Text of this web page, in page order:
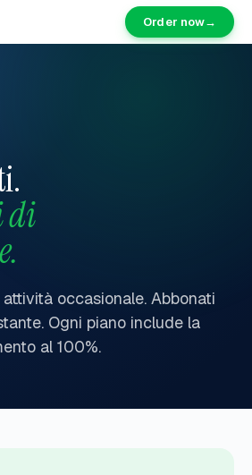
Order now→
di
occasionale. Abbonati
Ogni piano include la
al 100%.